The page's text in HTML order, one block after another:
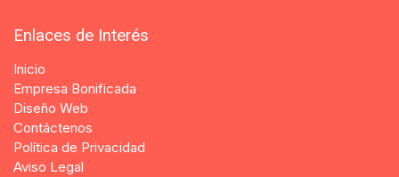
Enlaces de Interés
Inicio
Empresa Bonificada
Diseño Web
Contáctenos
Política de Privacidad
Aviso Legal